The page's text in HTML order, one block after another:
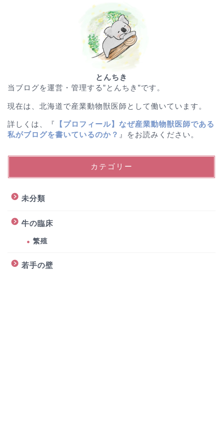
とんちき
当ブログを運営・管理する”とんちき”です。
現在は、北海道で産業動物獣医師として働いています。
詳しくは、『
【プロフィール】なぜ産業動物獣医師である
私がブログを書いているのか？ 』をお読みください。
カテゴリー
未分類
牛の臨床
繁殖
若手の壁